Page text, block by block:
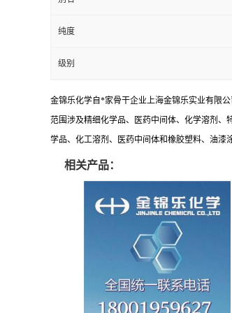
纯度
级别
金锦乐化学自*家骨干企业上海金锦乐实业有限
范围涉及精细化学品、医药中间体、化学溶剂
学品、化工溶剂、医药中间体和橡胶塑料、油漆
相关产品：